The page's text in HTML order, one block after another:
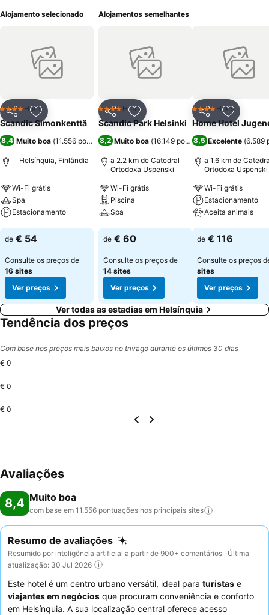
Alojamento selecionado
PartilharAdicionar aos favoritos
4 EstrelasHotel
Scandic Simonkenttä
8,4 Muito boa (11.556 pontuações)
Helsínquia, Finlândia
Wi-Fi grátis
Spa
Estacionamento
Ver preços
de € 54
Consulte os preços de
16 sites
Ver preços
Alojamentos semelhantes
PartilharAdicionar aos favoritos
4 EstrelasHotel
Scandic Park Helsinki
8,2 Muito boa (16.149 pontuações)
a 2.2 km de Catedral
Ortodoxa Uspenski
Wi-Fi grátis
Piscina
Spa
Ver preços
de € 60
Consulte os preços de
14 sites
Ver preços
Partilhar
4 EstrelasHotel
Home Hotel
8,5 Excelente (6.589
a 1.6 km de
Ortodoxa Uspenski
Wi-Fi grátis
Estacionamento
Aceita animais
Ver preços
de € 116
Consulte os preços
sites
Ver preços
Ver todas as estadias em Helsínquia
Tendência dos preços
Com base nos preços mais baixos no trivago durante os últimos 30 dias
€ 0
€ 0
€ 0
Avaliações
8,4 Muito boa
com base em 11.556 pontuações nos principais sites
Resumo de avaliações
Resumido por inteligência artificial a partir de 900+ comentários · Última
atualização: 30 Jul 2026
Este hotel é um centro urbano versátil, ideal para turistas e
viajantes em negócios que procuram conveniência e conforto
em Helsínquia. A sua localização central oferece acesso